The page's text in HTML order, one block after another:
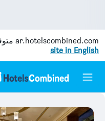
ar.hotelscombined.com
site in English